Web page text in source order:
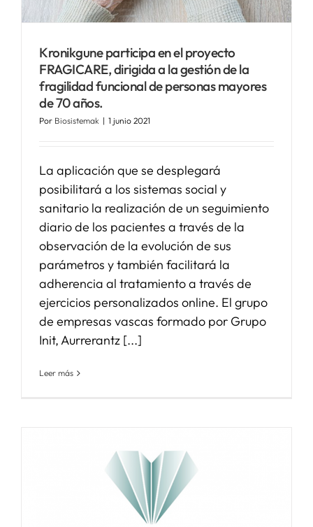
APOYO I+D+I
NOTICIAS
Kronikgune participa en el proyecto
FRAGICARE, dirigida a la gestión de la
fragilidad funcional de personas mayores
de 70 años.
Por Biosistemak | 1 junio 2021
La aplicación que se desplegará
posibilitará a los sistemas social y
sanitario la realización de un seguimiento
diario de los pacientes a través de la
observación de la evolución de sus
parámetros y también facilitará la
adherencia al tratamiento a través de
ejercicios personalizados online. El grupo
de empresas vascas formado por Grupo
Init, Aurrerantz [...]
Leer más